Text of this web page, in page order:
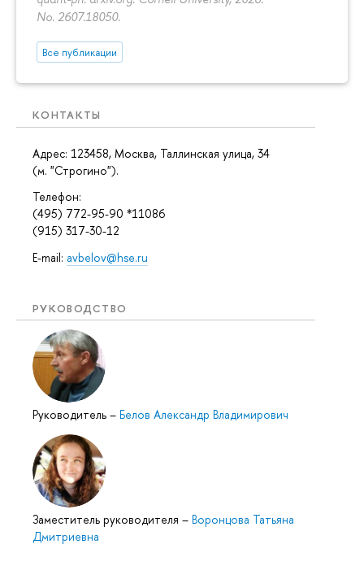
No. 2607.18050.
Все публикации
КОНТАКТЫ
Адрес: 123458, Москва, Таллинская улица, 34
(м. "Строгино").
Телефон:
(495) 772-95-90 *11086
(915) 317-30-12
E-mail: avbelov@hse.ru
РУКОВОДСТВО
Руководитель – Белов Александр Владимирович
Заместитель руководителя – Воронцова Татьяна
Дмитриевна